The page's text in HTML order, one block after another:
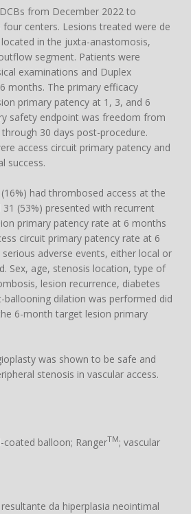
DCBs from December 2022 to
centers. Lesions treated were de
in the juxta-anastomosis,
segment. Patients were
examinations and Duplex
months. The primary efficacy
primary patency at 1, 3, and 6
safety endpoint was freedom from
30 days post-procedure.
access circuit primary patency and
success.
had thrombosed access at the
(53%) presented with recurrent
primary patency rate at 6 months
circuit primary patency rate at 6
adverse events, either local or
Sex, age, stenosis location, type of
lesion recurrence, diabetes
dilation was performed did
6-month target lesion primary
was shown to be safe and
stenosis in vascular access.
coated balloon; RangerTM; vascular
da hiperplasia neointimal